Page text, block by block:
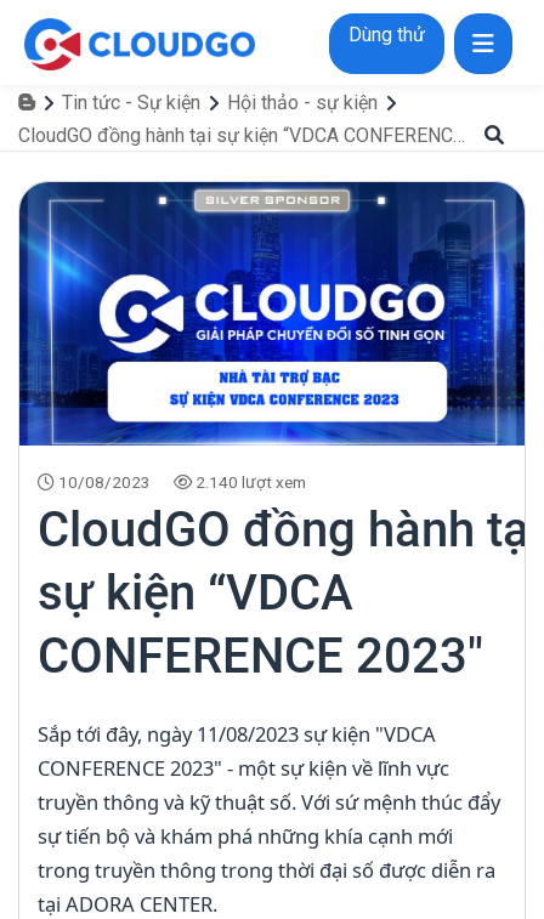
Dùng thử
Tin tức - Sự kiện
Hội thảo - sự kiện
CloudGO đồng hành tại sự kiện “VDCA CONFERENCE 2023"
10/08/2023 2.140 lượt xem
CloudGO đồng hành tại
sự kiện “VDCA
CONFERENCE 2023"
Sắp tới đây, ngày 11/08/2023 sự kiện "VDCA
CONFERENCE 2023" - một sự kiện về lĩnh vực
truyền thông và kỹ thuật số. Với sứ mệnh thúc đẩy
sự tiến bộ và khám phá những khía cạnh mới
trong truyền thông trong thời đại số được diễn ra
tại ADORA CENTER.